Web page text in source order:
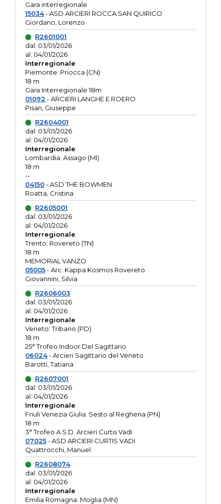
Gara interregionale
15034- ASD ARCIERI ROCCA SAN QUIRICO
Giordano, Lorenzo
R2601001
dal: 03/01/2026
al: 04/01/2026
Interregionale
Piemonte: Priocca (CN)
18 m
Gara Interregionale 18m
01092 - ARCIERI LANGHE E ROERO
Pisan, Giuseppe
R2604001
dal: 03/01/2026
al: 04/01/2026
Interregionale
Lombardia: Assago (MI)
18 m
--
04150- ASD THE BOWMEN
Roatta, Cristina
R2605001
dal: 03/01/2026
al: 04/01/2026
Interregionale
Trento: Rovereto (TN)
18 m
MEMORIAL VANZO
05005- Arc. Kappa Kosmos Rovereto
Giovannini, Silvia
R2606003
dal: 03/01/2026
al: 04/01/2026
Interregionale
Veneto: Tribano (PD)
18 m
25° Trofeo Indoor Del Sagittario
06024- Arcieri Sagittario del Veneto
Barotti, Tatiana
R2607001
dal: 03/01/2026
al: 04/01/2026
Interregionale
Friuli Venezia Giulia: Sesto al Reghena (PN)
18 m
3° Trofeo A.S.D. Arcieri Curtis Vadi
07025- ASD ARCIERI CURTIS VADI
Quattrocchi, Manuel
R2608074
dal: 03/01/2026
al: 04/01/2026
Interregionale
Emilia Romagna: Moglia (MN)